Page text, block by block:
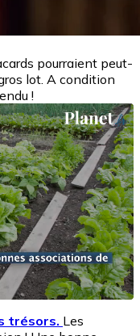
pourraient peut-
lot. A condition
!
trésors. Les